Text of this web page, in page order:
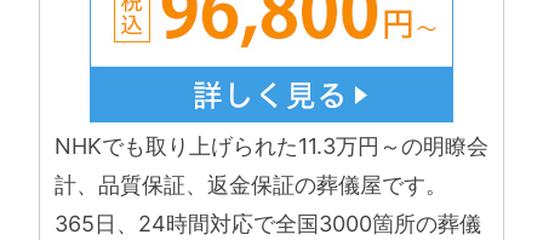
NHKでも取り上げられた11.3万円～の明瞭会
計、品質保証、返金保証の葬儀屋です。
365日、24時間対応で全国3000箇所の葬儀